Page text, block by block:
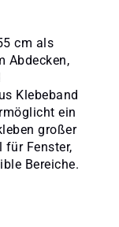
cm als
Abdecken,
Klebeband
ein
großer
für Fenster,
Bereiche.